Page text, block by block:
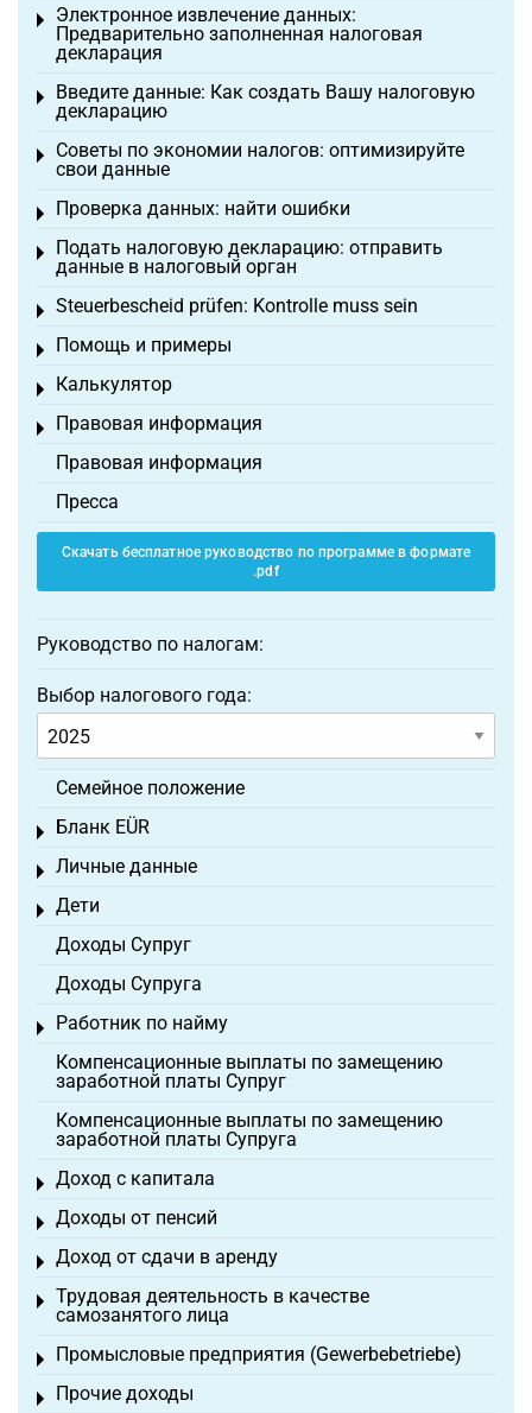
Электронное извлечение данных:
Предварительно заполненная налоговая
декларация
Toggle menu
Введите данные: Как создать Вашу налоговую
декларацию
Toggle menu
Советы по экономии налогов: оптимизируйте
свои данные
Toggle menu
Проверка данных: найти ошибки
Toggle menu
Подать налоговую декларацию: отправить
данные в налоговый орган
Toggle menu
Steuerbescheid prüfen: Kontrolle muss sein
Toggle menu
Помощь и примеры
Toggle menu
Калькулятор
Toggle menu
Правовая информация
Toggle menu
Правовая информация
Пресса
Скачать бесплатное руководство по программе в формате
.pdf
Руководство по налогам:
Выбор налогового года:
Семейное положение
Бланк EÜR
Toggle menu
Личные данные
Toggle menu
Дети
Toggle menu
Доходы Супруг
Доходы Супруга
Работник по найму
Toggle menu
Компенсационные выплаты по замещению
заработной платы Супруг
Компенсационные выплаты по замещению
заработной платы Супруга
Доход с капитала
Toggle menu
Доходы от пенсий
Toggle menu
Доход от сдачи в аренду
Toggle menu
Трудовая деятельность в качестве
самозанятого лица
Toggle menu
Промысловые предприятия (Gewerbebetriebe)
Toggle menu
Прочие доходы
Toggle menu